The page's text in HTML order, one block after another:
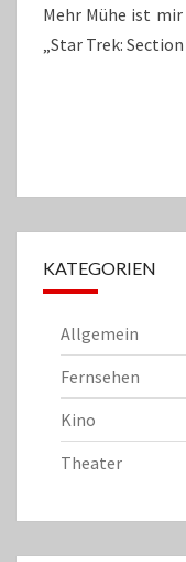
Mehr Mühe ist
„Star Trek:
KATEGORIEN
Allgemein
Fernsehen
Kino
Theater